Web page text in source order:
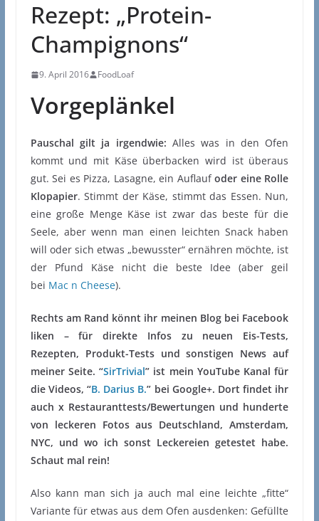
Rezept: „Protein-
Champignons“
9. April 2016 FoodLoaf
Vorgeplänkel
Pauschal gilt ja irgendwie: Alles was in den Ofen
kommt und mit Käse überbacken wird ist überaus
gut. Sei es Pizza, Lasagne, ein Auflaufoder eine Rolle
Klopapier. Stimmt der Käse, stimmt das Essen. Nun,
eine große Menge Käse ist zwar das beste für die
Seele, aber wenn man einen leichten Snack haben
will oder sich etwas „bewusster“ ernähren möchte, ist
der Pfund Käse nicht die beste Idee (aber geil
bei Mac n Cheese).
Rechts am Rand könnt ihr meinen Blog bei Facebook
liken – für direkte Infos zu neuen Eis-Tests,
Rezepten, Produkt-Tests und sonstigen News auf
meiner Seite. “SirTrivial” ist mein YouTube Kanal für
die Videos, “B. Darius B.” bei Google+. Dort findet ihr
auch x Restauranttests/Bewertungen und hunderte
von leckeren Fotos aus Deutschland, Amsterdam,
NYC, und wo ich sonst Leckereien getestet habe.
Schaut mal rein!
Also kann man sich ja auch mal eine leichte „fitte“
Variante für etwas aus dem Ofen ausdenken: Gefüllte